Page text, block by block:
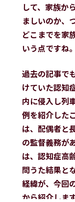
して、家族か
ましいのか、
どこまでを家
いう点ですね。
過去の記事で
けていた認知
内に侵入し列
例を紹介した
は、配偶者と
の監督義務が
は、認知症高
問うた結果と
経緯が、今回
から紹介します